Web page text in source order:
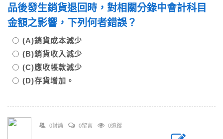
品後發生銷貨退回時，對相關分錄中會計科目
金額之影響，下列何者錯誤？
(A)銷貨成本減少
(B)銷貨收入減少
(C)應收帳款減少
(D)存貨增加。
0討論 0留言 0追蹤